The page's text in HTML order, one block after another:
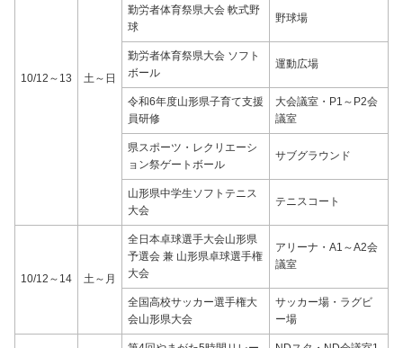
10/12～13 土～日
勤労者体育祭県大会 軟式野
球
野球場
勤労者体育祭県大会 ソフト
ボール
運動広場
令和6年度山形県子育て支援
員研修
大会議室・P1～P2会
議室
県スポーツ・レクリエーシ
ョン祭ゲートボール
サブグラウンド
山形県中学生ソフトテニス
大会
テニスコート
10/12～14 土～月
全日本卓球選手大会山形県
予選会 兼 山形県卓球選手権
大会
アリーナ・A1～A2会
議室
全国高校サッカー選手権大
会山形県大会
サッカー場・ラグビ
ー場